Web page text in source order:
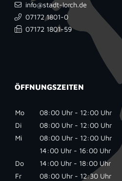
info@stadt-lorch.de
07172 1801-0
07172 1801-59
ÖFFNUNGSZEITEN
Mo
08:00 Uhr - 12:00 Uhr
Di
08:00 Uhr - 12:00 Uhr
Mi
08:00 Uhr - 12:00 Uhr
14:00 Uhr - 16:00 Uhr
Do
14:00 Uhr - 18:00 Uhr
Fr
08:00 Uhr - 12:30 Uhr